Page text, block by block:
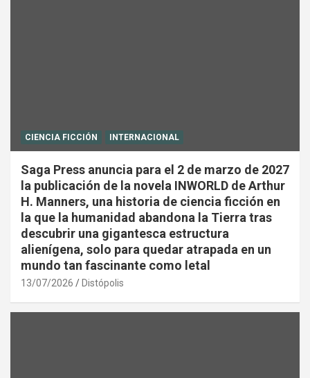
CIENCIA FICCIÓN INTERNACIONAL
Saga Press anuncia para el 2 de marzo de 2027
la publicación de la novela INWORLD de Arthur
H. Manners, una historia de ciencia ficción en
la que la humanidad abandona la Tierra tras
descubrir una gigantesca estructura
alienígena, solo para quedar atrapada en un
mundo tan fascinante como letal
13/07/2026 Distópolis